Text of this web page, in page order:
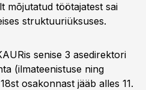
mõjutatud töötajatest sai
struktuuriüksuses.
senise 3 asedirektori
(ilmateenistuse ning
osakonnast jääb alles 11.